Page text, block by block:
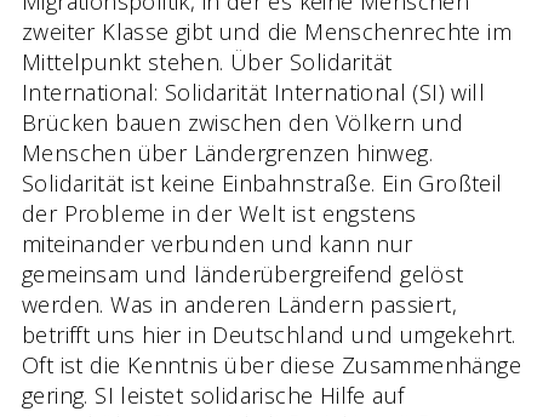
zweiter Klasse gibt und die Menschenrechte im
Mittelpunkt stehen. Über Solidarität
International: Solidarität International (SI) will
Brücken bauen zwischen den Völkern und
Menschen über Ländergrenzen hinweg.
Solidarität ist keine Einbahnstraße. Ein Großteil
der Probleme in der Welt ist engstens
miteinander verbunden und kann nur
gemeinsam und länderübergreifend gelöst
werden. Was in anderen Ländern passiert,
betrifft uns hier in Deutschland und umgekehrt.
Oft ist die Kenntnis über diese Zusammenhänge
gering. SI leistet solidarische Hilfe auf